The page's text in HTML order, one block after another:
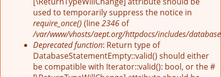
used to temporarily suppress the notice in
require_once() (line2346 of
/var/www/vhosts/aept.org/httpdocs/includes/
Deprecated function: Return type of
DatabaseStatementEmpty::valid() should either
be compatible with Iterator::valid(): bool, or the #